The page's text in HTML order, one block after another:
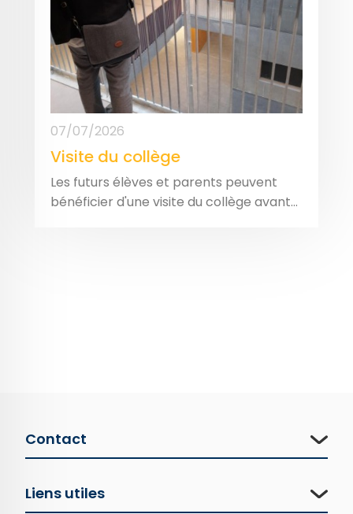
07/07/2026
Visite du collège
Les futurs élèves et parents peuvent
bénéficier d'une visite du collège avant...
Contact
Liens utiles